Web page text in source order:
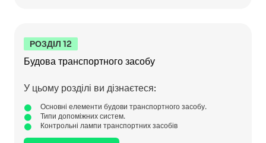
РОЗДІЛ 12
Будова транспортного засобу
У цьому розділі ви дізнаєтеся:
Основні елементи будови транспортного засобу.
Типи допоміжних систем.
Контрольні лампи транспортних засобів